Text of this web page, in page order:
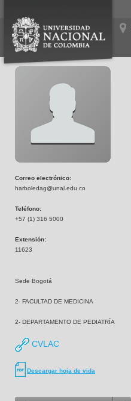
Correo electrónico:
harboledag@unal.edu.co
Teléfono:
+57 (1) 316 5000
Extensión:
11623
Sede Bogotá
2- FACULTAD DE MEDICINA
2- DEPARTAMENTO DE PEDIATRÍA
CVLAC
Descargar hoja de vida